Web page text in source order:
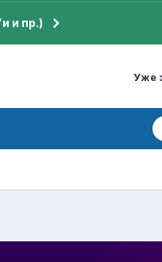
и пр.)
Уже